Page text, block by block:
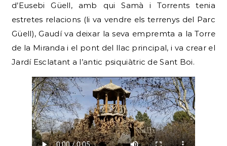
d’Eusebi Güell, amb qui Samà i Torrents tenia
estretes relacions (li va vendre els terrenys del Parc
Güell), Gaudí va deixar la seva empremta a la Torre
de la Miranda i el pont del llac principal, i va crear el
Jardí Esclatant a l’antic psiquiàtric de Sant Boi.